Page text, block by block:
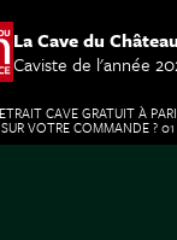
La Cave du Château
Caviste de l'année
CAVE GRATUIT À
VOTRE COMMANDE ?